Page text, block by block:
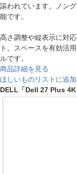
謳われています。ノン
能です。
高さ調整や縦表示に対
ト。スペースを有効活
ルです。
商品詳細を見る
ほしいものリストに追加
DELL「Dell 27 Plus